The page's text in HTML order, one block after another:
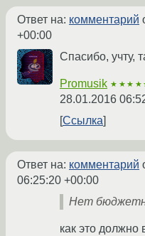
Ответ на: комментарий
+00:00
Спасибо, учту,
Promusik
28.01.2016
Ссылка
Ответ на: комментарий
06:25:20 +00:00
Нет
как это должно